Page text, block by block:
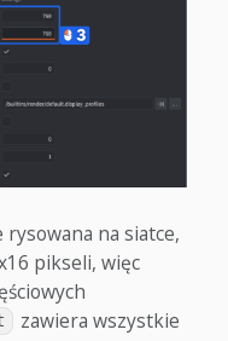
na siatce,
pikseli, więc
zawiera wszystkie